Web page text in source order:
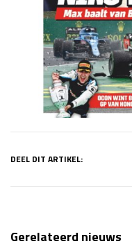
DEEL DIT ARTIKEL:
Gerelateerd nieuws